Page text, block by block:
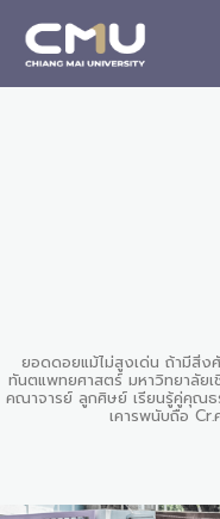
ยอดดอยแม้ไม่สูงเด่น ถ้ามีสิ่ง
ทันตแพทยศาสตร์ มหาวิทยาลัยเ
คณาจารย์ ลูกศิษย์ เรียนรู้คู่คุณธ
เคารพนับถือ